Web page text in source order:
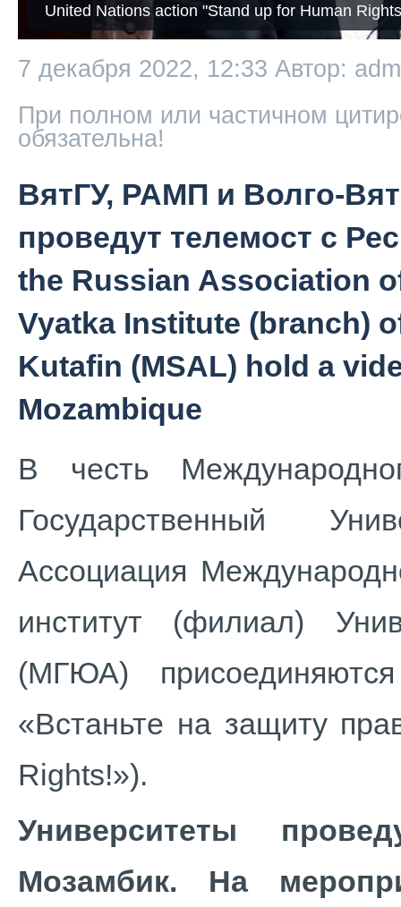
United Nations action "Stand up for Human
7 декабря 2022, 12:33 Автор:
При полном или частичном
обязательна!
ВятГУ, РАМП и Волго-
проведут телемост с
the Russian Association
Vyatka Institute (branch)
Kutafin (MSAL) hold a
Mozambique
В честь
Государственный
Ассоциация
институт (филиал)
(МГЮА)
«Встаньте на защиту
Rights!»).
Университеты
Мозамбик. На